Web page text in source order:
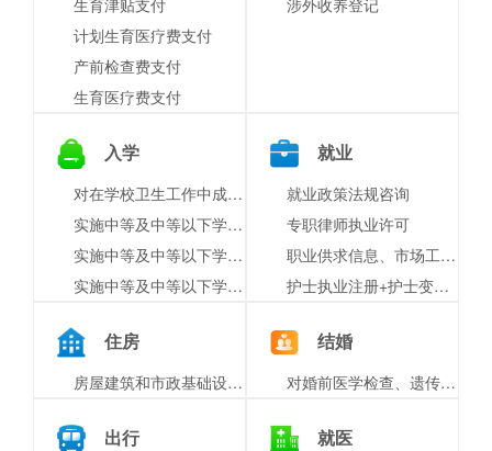
计划生育医疗费支付
产前检查费支付
生育医疗费支付
入学
对在学校卫生工作中成绩显著的单位或者个人的表彰奖励
实施中等及中等以下学历教育、学前教育、自学考试助学及其他文化教育的学校设立审批
实施中等及中等以下学历教育、学前教育、自学考试助学及其他文化教育的学校变更审批
实施中等及中等以下学历教育、学前教育、自学考试助学及其他文化教育的学校终止审批
就业
就业政策法规咨询
专职律师执业许可
职业供求信息、市场工资指导价位信息和职业培训信息发布
护士执业注册+护士变更注册
住房
房屋建筑和市政基础设施工程竣工验收备案
结婚
对婚前医学检查、遗传病诊断和产前诊断结果有异议的医学技术鉴定
出行 就医